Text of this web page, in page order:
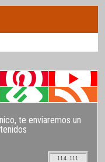
te enviaremos un
114.111